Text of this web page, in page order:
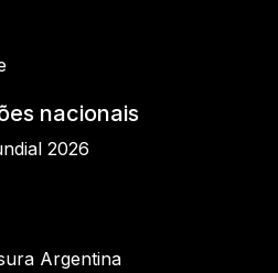
nacionais
2026
Argentina